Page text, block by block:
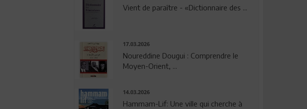
Vient de paraître - «Dictionnaire des ...
17.03.2026
Noureddine Dougui : Comprendre le
Moyen-Orient, ...
14.03.2026
Hammam-Lif: Une ville qui cherche à